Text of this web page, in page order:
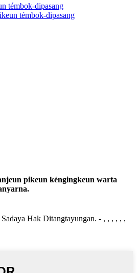
témbok-dipasang
témbok-dipasang
pikeun kéngingkeun warta
Hak Ditangtayungan. - , , , , , ,